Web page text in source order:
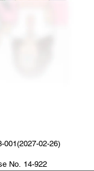
001(2027-02-26)
No. 14-922